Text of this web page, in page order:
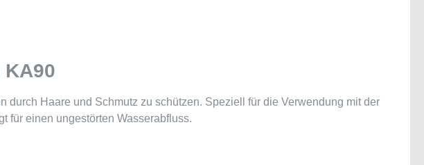
durch Haare und Schmutz zu schützen. Speziell für die Verwendung mit der
für einen ungestörten Wasserabfluss.